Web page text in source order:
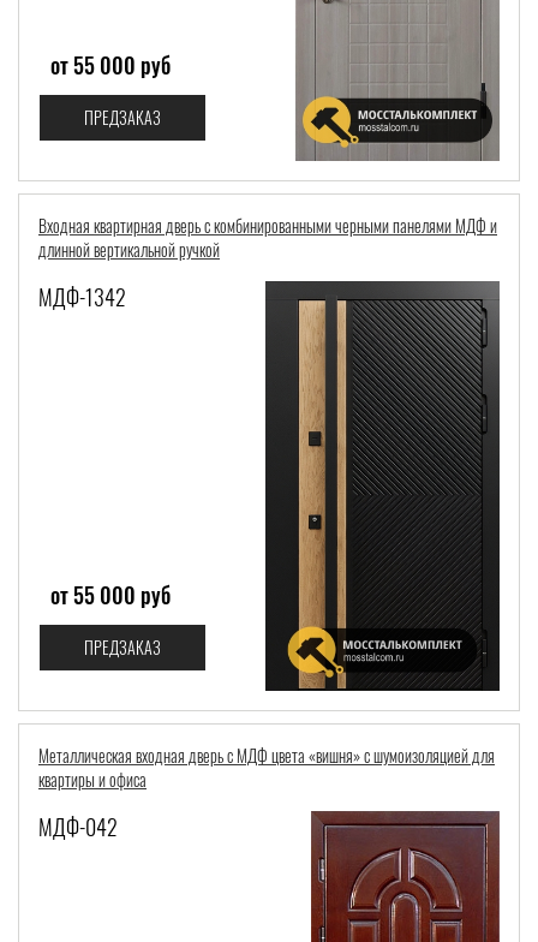
от 55 000 руб
ПРЕДЗАКАЗ
Входная квартирная дверь с комбинированными черными панелями МДФ и
длинной вертикальной ручкой
МДФ-1342
от 55 000 руб
ПРЕДЗАКАЗ
Металлическая входная дверь с МДФ цвета «вишня» с шумоизоляцией для
квартиры и офиса
МДФ-042